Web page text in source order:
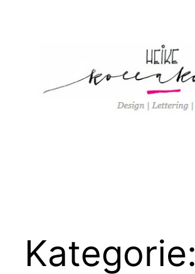
Kategorie: